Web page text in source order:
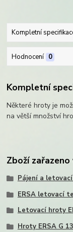
Kompletní
Hodnocení 0
Kompletní
Některé hroty je
na větší množství
Zboží
Pájení a
ERSA letovací
Letovací hroty
Hroty ERSA G